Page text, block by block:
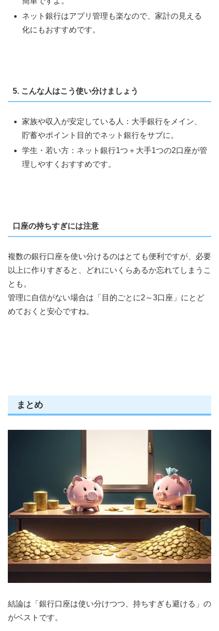
ネット銀行はアプリ管理も楽なので、家計の見える
化にもおすすめです。
5. こんな人はこう使い分けましょう
家族や収入が安定している人：大手銀行をメイン、
貯蓄やポイント目的でネット銀行をサブに。
学生・若い方：ネット銀行1つ＋大手1つの2口座が管
理しやすくおすすめです。
口座の持ちすぎには注意
複数の銀行口座を使い分けるのはとても便利ですが、必要
以上に作りすぎると、どれにいくらあるか忘れてしまうこ
とも。
管理に自信がない場合は「目的ごとに2～3口座」にとど
めておくと安心ですね。
まとめ
結論は「銀行口座は使い分けつつ、持ちすぎも避ける」の
がベストです。